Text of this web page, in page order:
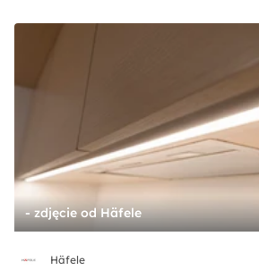
- zdjęcie od Häfele
Häfele